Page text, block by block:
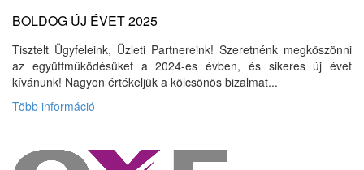
BOLDOG ÚJ ÉVET 2025
Tisztelt Ügyfeleink, Üzleti Partnereink! Szeretnénk megköszönni
az együttműködésüket a 2024-es évben, és sikeres új évet
kívánunk! Nagyon értékeljük a kölcsönös bizalmat...
Több információ